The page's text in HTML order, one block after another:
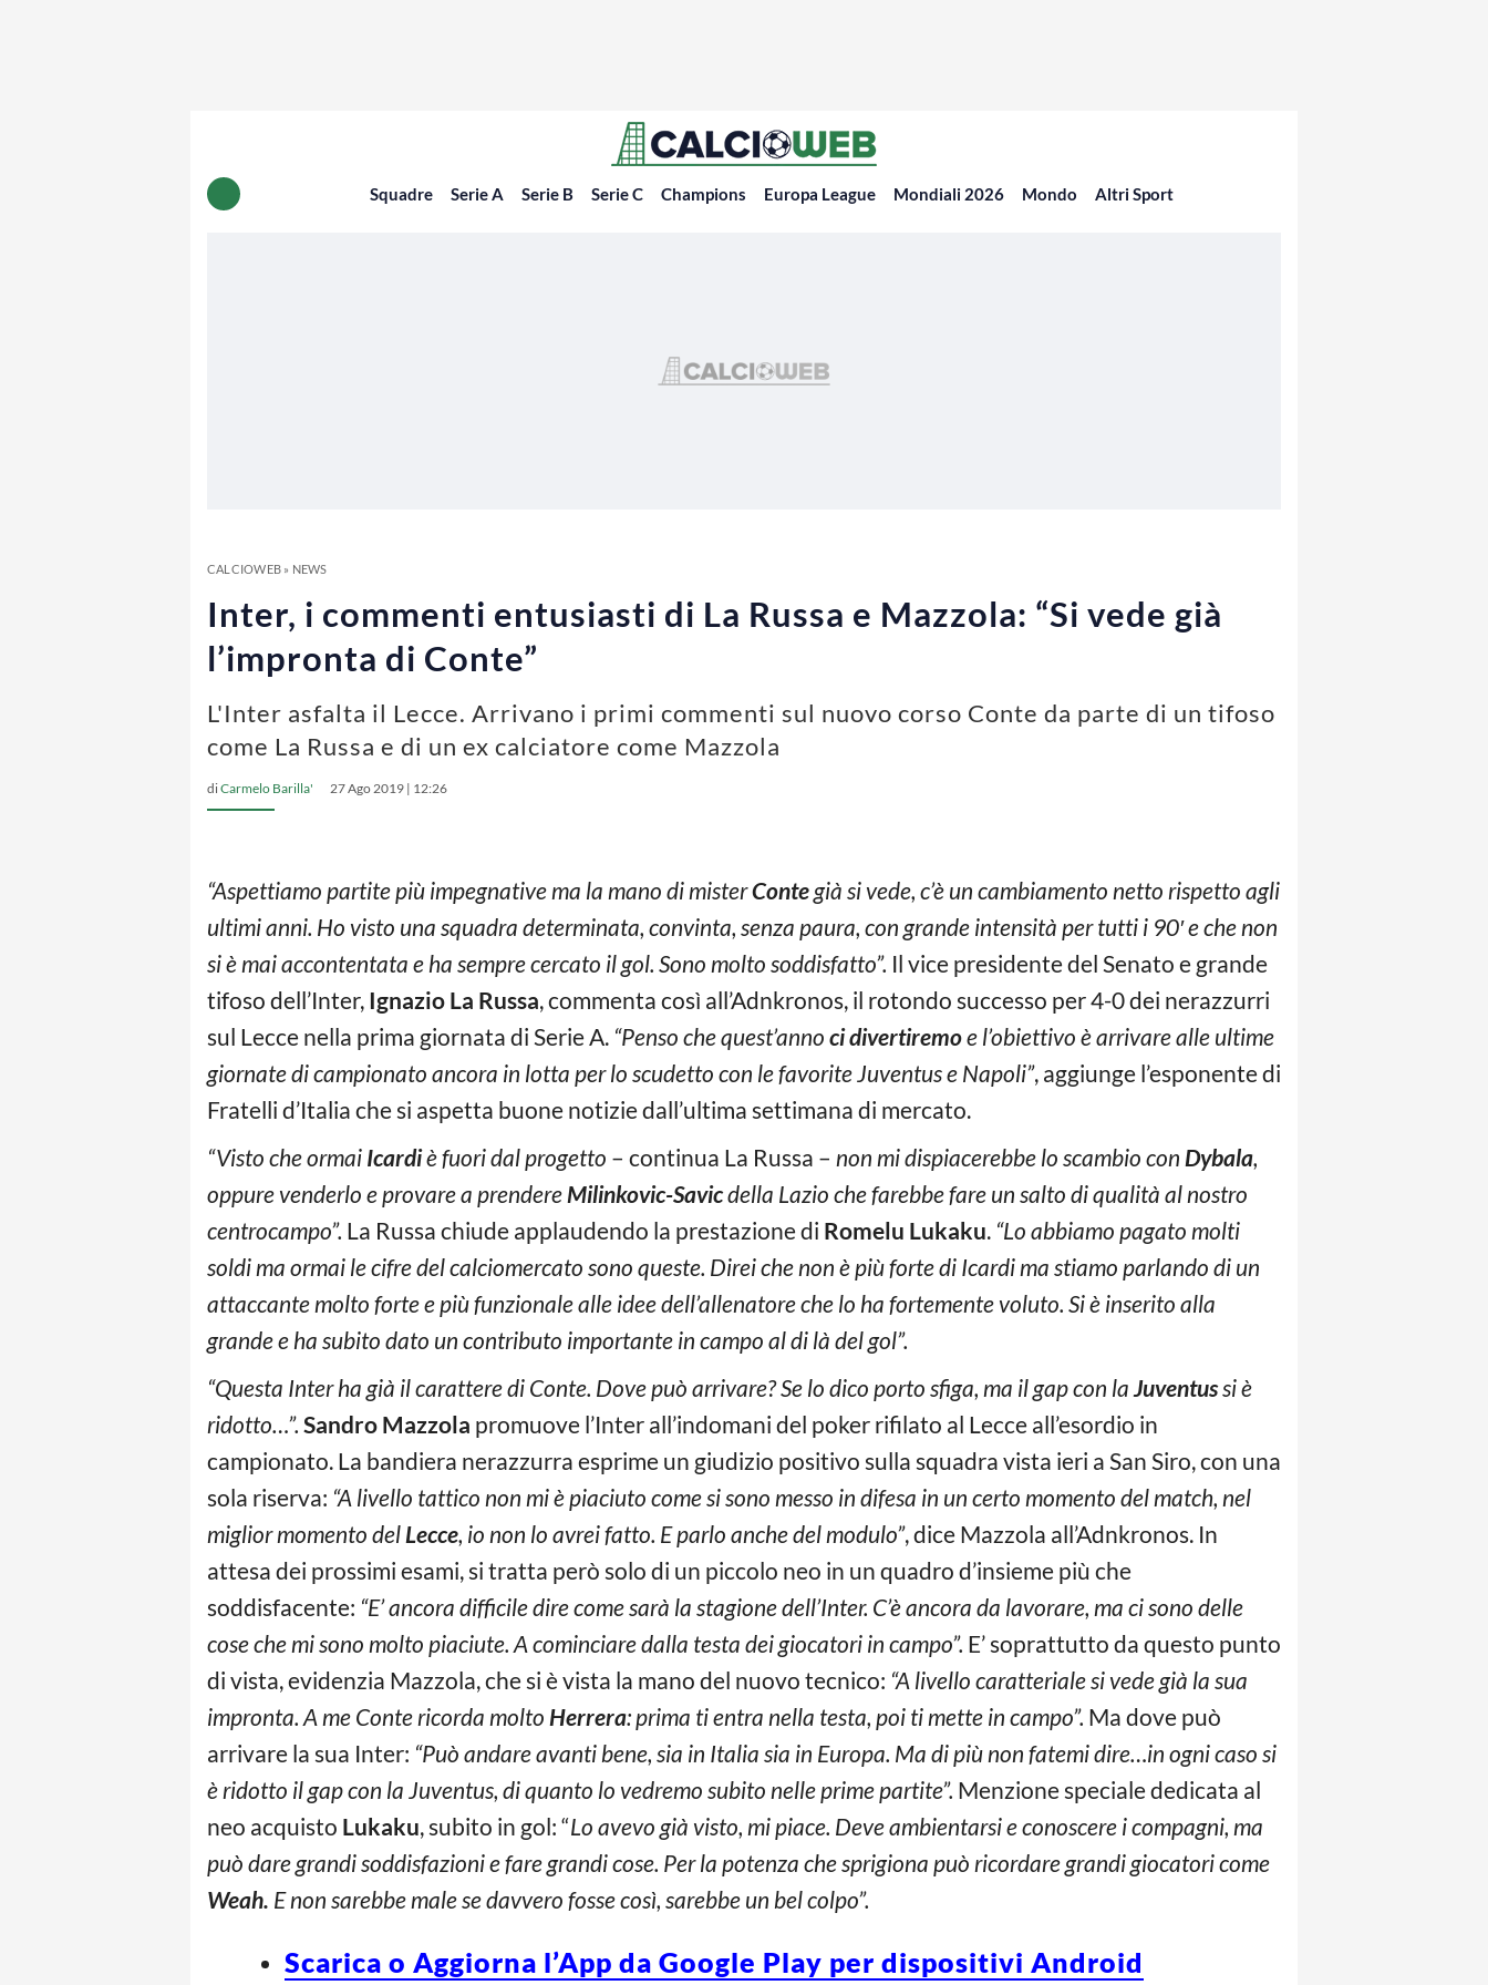
Squadre Serie A Serie B Serie C Champions Europa League Mondiali 2026 Mondo Altri Sport
CALCIOWEB» NEWS
Inter, i commenti entusiasti di La Russa e Mazzola: “Si vede già
l’impronta di Conte”
L'Inter asfalta il Lecce. Arrivano i primi commenti sul nuovo corso Conte da parte di un tifoso
come La Russa e di un ex calciatore come Mazzola
diCarmelo Barilla' 27 Ago 2019 | 12:26
“Aspettiamo partite più impegnative ma la mano di misterContegià si vede, c’è un cambiamento netto rispetto agli
ultimi anni. Ho visto una squadra determinata, convinta, senza paura, con grande intensità per tutti i 90′ e che non
si è mai accontentata e ha sempre cercato il gol. Sono molto soddisfatto”. Il vice presidente del Senato e grande
tifoso dell’Inter, Ignazio La Russa, commenta così all’Adnkronos, il rotondo successo per 4-0 dei nerazzurri
sul Lecce nella prima giornata di Serie A. “Penso che quest’anno ci divertiremoe l’obiettivo è arrivare alle ultime
giornate di campionato ancora in lotta per lo scudetto con le favorite Juventus e Napoli”, aggiunge l’esponente di
Fratelli d’Italia che si aspetta buone notizie dall’ultima settimana di mercato.
“Visto che ormai Icardiè fuori dal progetto – continua La Russa – non mi dispiacerebbe lo scambio con Dybala,
oppure venderlo e provare a prendere Milinkovic-Savicdella Lazio che farebbe fare un salto di qualità al nostro
centrocampo”. La Russa chiude applaudendo la prestazione di Romelu Lukaku. “Lo abbiamo pagato molti
soldi ma ormai le cifre del calciomercato sono queste. Direi che non è più forte di Icardi ma stiamo parlando di un
attaccante molto forte e più funzionale alle idee dell’allenatore che lo ha fortemente voluto. Si è inserito alla
grande e ha subito dato un contributo importante in campo al di là del gol”.
“Questa Inter ha già il carattere di Conte. Dove può arrivare? Se lo dico porto sfiga, ma il gap con la Juventussi è
ridotto…”. Sandro Mazzola promuove l’Inter all’indomani del poker rifilato al Lecce all’esordio in
campionato. La bandiera nerazzurra esprime un giudizio positivo sulla squadra vista ieri a San Siro, con una
sola riserva: “A livello tattico non mi è piaciuto come si sono messo in difesa in un certo momento del match, nel
miglior momento del Lecce, io non lo avrei fatto. E parlo anche del modulo”, dice Mazzola all’Adnkronos. In
attesa dei prossimi esami, si tratta però solo di un piccolo neo in un quadro d’insieme più che
soddisfacente: “E’ ancora difficile dire come sarà la stagione dell’Inter. C’è ancora da lavorare, ma ci sono delle
cose che mi sono molto piaciute. A cominciare dalla testa dei giocatori in campo”. E’ soprattutto da questo punto
di vista, evidenzia Mazzola, che si è vista la mano del nuovo tecnico: “A livello caratteriale si vede già la sua
impronta. A me Conte ricorda molto Herrera: prima ti entra nella testa, poi ti mette in campo”. Ma dove può
arrivare la sua Inter: “Può andare avanti bene, sia in Italia sia in Europa. Ma di più non fatemi dire…in ogni caso si
è ridotto il gap con la Juventus, di quanto lo vedremo subito nelle prime partite”. Menzione speciale dedicata al
neo acquisto Lukaku, subito in gol: “Lo avevo già visto, mi piace. Deve ambientarsi e conoscere i compagni, ma
può dare grandi soddisfazioni e fare grandi cose. Per la potenza che sprigiona può ricordare grandi giocatori come
Weah. E non sarebbe male se davvero fosse così, sarebbe un bel colpo”.
Scarica o Aggiorna l’App da Google Play per dispositivi Android